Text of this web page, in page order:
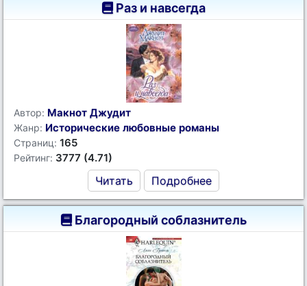
Раз и навсегда
Автор: Макнот Джудит
Жанр: Исторические любовные романы
Страниц: 165
Рейтинг: 3777 (4.71)
Читать Подробнее
Благородный соблазнитель